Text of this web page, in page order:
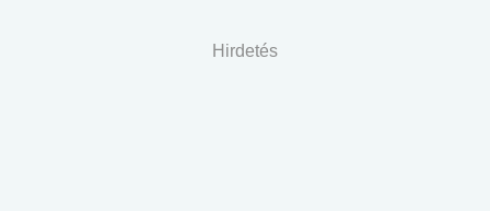
Hirdetés